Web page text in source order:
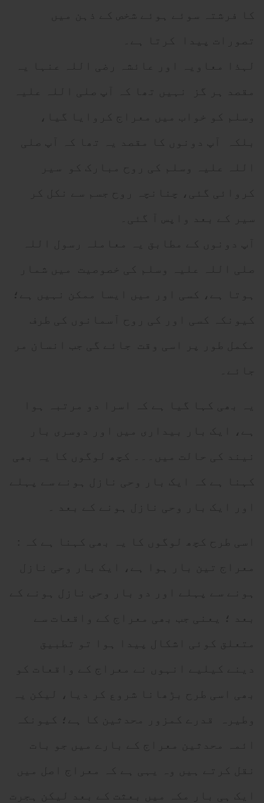
کا فرشتہ سوئے ہوئے شخص کے ذہن میں
تصورات پیدا کرتا ہے۔
لہذا معاویہ اور عائشہ رضی اللہ عنہا یہ
مقصد ہر گز نہیں تھا کہ آپ صلی اللہ علیہ
وسلم کو خواب میں معراج کروایا گیا،
بلکہ آپ دونوں کا مقصد یہ تھا کہ آپ صلی
اللہ علیہ وسلم کی روح مبارک کو سیر
کروائی گئی، چنانچہ روح جسم سے نکل کر
سیر کے بعد واپس آ گئی۔
آپ دونوں کے مطابق یہ معاملہ رسول اللہ
صلی اللہ علیہ وسلم کی خصوصیت میں شمار
ہوتا ہے، کسی اور میں ایسا ممکن نہیں ہے؛
کیونکہ کسی اور کی روح آسمانوں کی طرف
مکمل طور پر اسی وقت جائے گی جب انسان مر
جائے۔
یہ بھی کہا گیا ہے کہ اسرا دو مرتبہ ہوا
ہے، ایک بار بیداری میں اور دوسری بار
نیند کی حالت میں۔۔۔ کچھ لوگوں کا یہ بھی
کہنا ہے کہ ایک بار وحی نازل ہونے سے پہلے
اور ایک بار وحی نازل ہونے کے بعد ۔
اسی طرح کچھ لوگوں کا یہ بھی کہنا ہے کہ :
معراج تین بار ہوا ہے، ایک بار وحی نازل
ہونے سے پہلے اور دو بار وحی نازل ہونے کے
بعد ؛ یعنی جب بھی معراج کے واقعات سے
متعلق کوئی اشکال پیدا ہوا تو تطبیق
دینے کیلیے انہوں نے معراج کے واقعات کو
بھی اسی طرح بڑھانا شروع کر دیا، لیکن یہ
وطیرہ قدرے کمزور محدثین کا ہے؛ کیونکہ
ائمہ محدثین معراج کے بارے میں جو بات
نقل کرتے ہیں وہ یہی ہے کہ معراج اصل میں
ایک ہی بار مکہ میں بعثت کے بعد لیکن ہجرت